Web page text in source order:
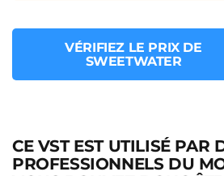
VÉRIFIEZ LE PRIX DE
SWEETWATER
CE VST EST UTILISÉ PAR
PROFESSIONNELS DU